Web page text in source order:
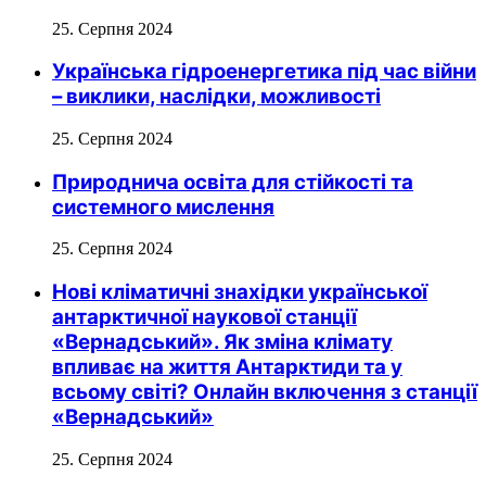
25. Серпня 2024
Українська гідроенергетика під час війни
– виклики, наслідки, можливості
25. Серпня 2024
Природнича освіта для стійкості та
системного мислення
25. Серпня 2024
Нові кліматичні знахідки української
антарктичної наукової станції
«Вернадський». Як зміна клімату
впливає на життя Антарктиди та у
всьому світі? Онлайн включення з станції
«Вернадський»
25. Серпня 2024